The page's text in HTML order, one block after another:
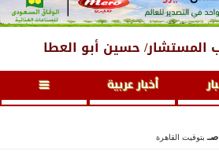
المستشار/ حسين أبو العطا
أخبار عربية
بتوقيت القاهرة